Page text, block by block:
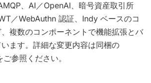
、AI／OpenAI、暗号資産取引所
／WebAuthn 認証、Indy ベースのコ
複数のコンポーネントで機能拡張とバ
ます。詳細な変更内容は同梱の
ご参照ください。